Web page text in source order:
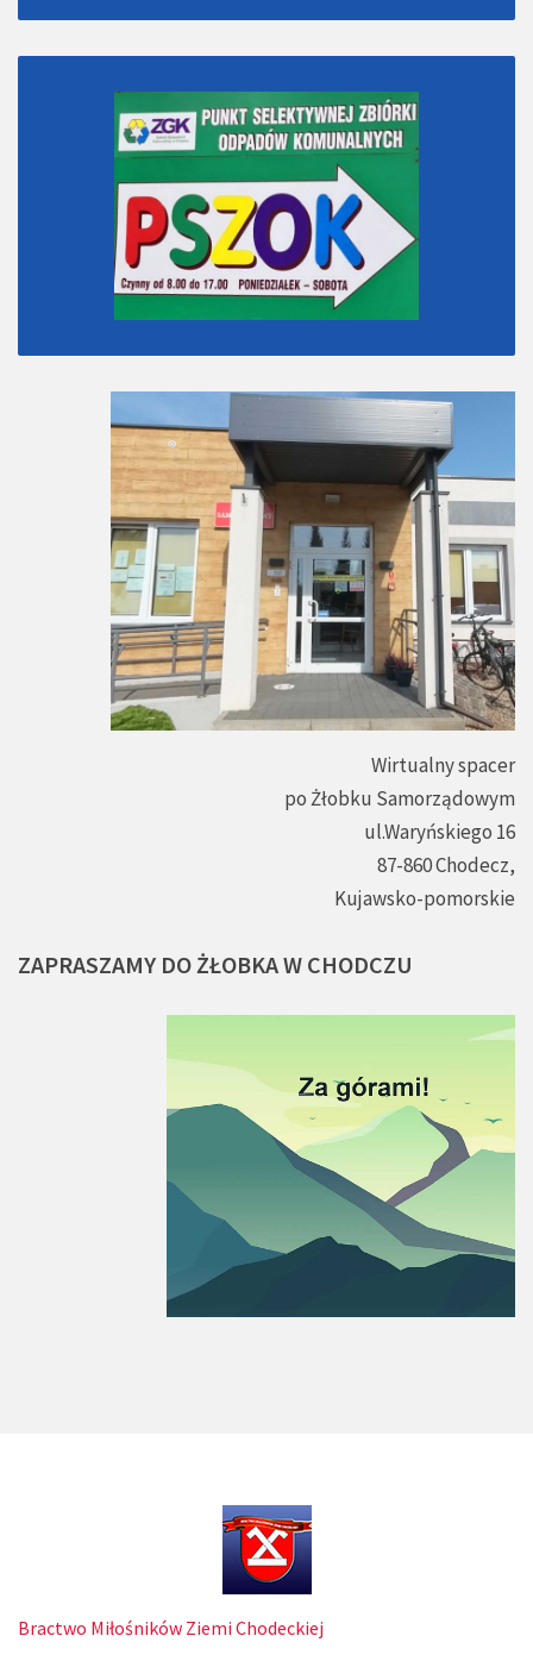
Wirtualny spacer
po Żłobku Samorządowym
ul.Waryńskiego 16
87-860 Chodecz,
Kujawsko-pomorskie
ZAPRASZAMY DO ŻŁOBKAW CHODCZU
Bractwo Miłośników Ziemi Chodeckiej